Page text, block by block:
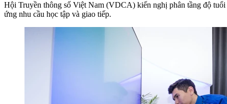
Hội Truyền thông số Việt Nam (VDCA) kiến nghị phân tầng độ
ứng nhu cầu học tập và giao tiếp.